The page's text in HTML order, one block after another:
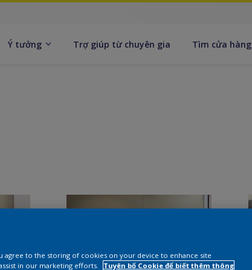
Ý tưởng Trợ giúp từ chuyên gia Tìm cửa hàng
agree to the storing of cookies on your device to enhance site
in our marketing efforts.
Tuyên bố Cookie để biết thêm thông